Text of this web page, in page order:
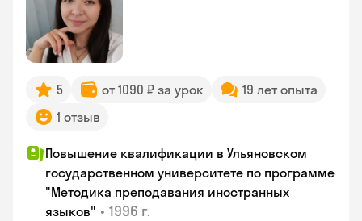
5 от 1090 ₽ за урок
19 лет опыта
1 отзыв
Повышение квалификации в Ульяновском
государственном университете по программе
"Методика преподавания иностранных
языков" • 1996 г.